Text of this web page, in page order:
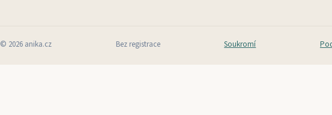
© 2026 anika.cz Bez registrace Soukromí